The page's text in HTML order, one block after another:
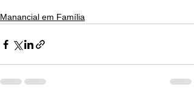
Manancial em Família